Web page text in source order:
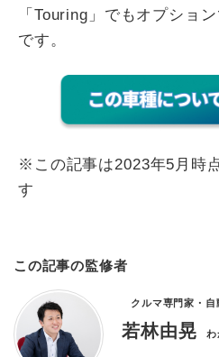
「Touring」でもオプショ
です。
※この記事は2023年5月時
す
この記事の監修者
クルマ専門家・
若林由晃 わ